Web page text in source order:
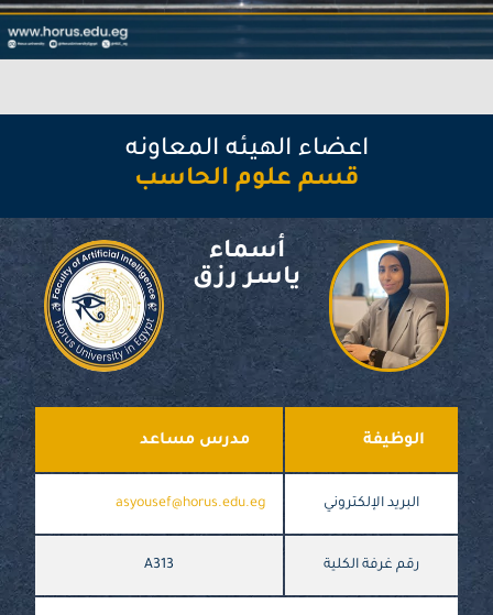
اعضاء الهيئه المعاونه
قسم علوم الحاسب
أسماء
ياسر رزق
الوظيفة مدرس مساعد
البريد الإلكتروني asyousef@horus.edu.eg
رقم غرفة الكلية A313